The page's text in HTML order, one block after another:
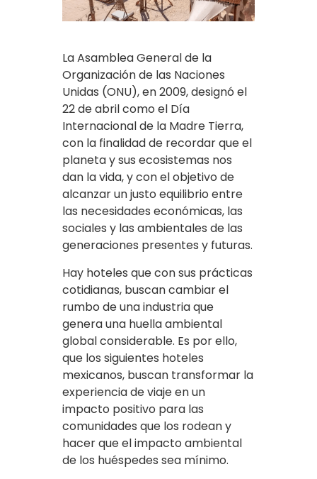
La Asamblea General de la
Organización de las Naciones
Unidas (ONU), en 2009, designó el
22 de abril como el Día
Internacional de la Madre Tierra,
con la finalidad de recordar que el
planeta y sus ecosistemas nos
dan la vida, y con el objetivo de
alcanzar un justo equilibrio entre
las necesidades económicas, las
sociales y las ambientales de las
generaciones presentes y futuras.
Hay hoteles que con sus prácticas
cotidianas, buscan cambiar el
rumbo de una industria que
genera una huella ambiental
global considerable. Es por ello,
que los siguientes hoteles
mexicanos, buscan transformar la
experiencia de viaje en un
impacto positivo para las
comunidades que los rodean y
hacer que el impacto ambiental
de los huéspedes sea mínimo.